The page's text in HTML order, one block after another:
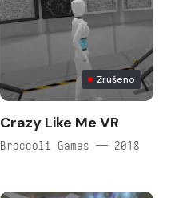
Zrušeno
Crazy Like Me VR
Broccoli Games — 2018